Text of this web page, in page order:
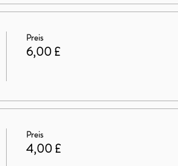
Preis
6,00 £
Preis
4,00 £